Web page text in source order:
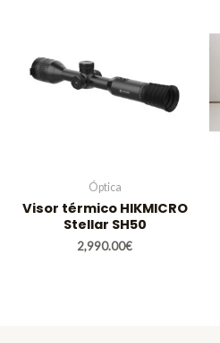
Óptica
Visor térmico HIKMICRO
Stellar SH50
2,990.00€